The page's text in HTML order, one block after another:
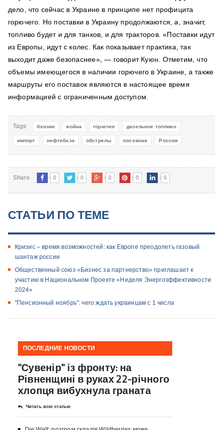
дело, что сейчас в Украине в принципе нет профицита
горючего. Но поставки в Украину продолжаются, а, значит,
топливо будет и для танков, и для тракторов. «Поставки идут
из Европы, идут с колес. Как показывает практика, так
выходит даже безопаснее», — говорит Куюн. Отметим, что
объемы имеющегося в наличии горючего в Украине, а также
маршруты его поставок являются в настоящее время
информацией с ограниченным доступом.
Tags бензин война горючее дизельное топливо
импорт нефтебаза обстрелы посевная Россия
Share 0 0 0 0 0
СТАТЬИ ПО ТЕМЕ
Кризис – время возможностей: как Европе преодолеть газовый
шантаж россии
Общественный союз «Бизнес за партнерство» приглашает к
участию в Национальном Проекте «Неделя Энергоэффективности
2024»
"Пенсионный ноябрь": чего ждать украинцам с 1 числа
ПОСЛЕДНИЕ НОВОСТИ
"Сувенір" із фронту: на
Рівненщині в руках 22-річного
хлопця вибухнула граната
Читать всю статью